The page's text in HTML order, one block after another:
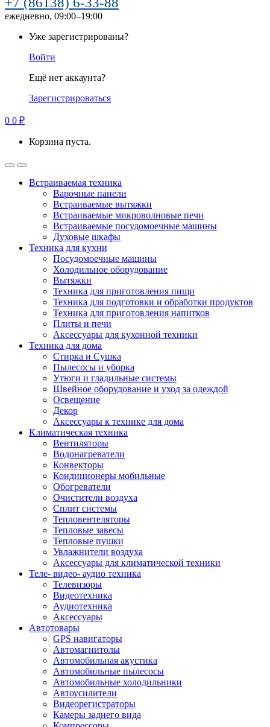
ежедневно, 09:00–19:00
Уже зарегистрированы?
Войти
Ещё нет аккаунта?
Зарегистрироваться
0 0 ₽
Корзина пуста.
Встраиваемая техника
Варочные панели
Встраиваемые вытяжки
Встраиваемые микроволновые печи
Встраиваемые посудомоечные машины
Духовые шкафы
Техника для кухни
Посудомоечные машины
Холодильное оборудование
Вытяжки
Техника для приготовления пищи
Техника для подготовки и обработки продуктов
Техника для приготовления напитков
Плиты и печи
Аксессуары для кухонной техники
Техника для дома
Стирка и Сушка
Пылесосы и уборка
Утюги и гладильные системы
Швейное оборудование и уход за одеждой
Освещение
Декор
Аксессуары к технике для дома
Климатическая техника
Вентиляторы
Водонагреватели
Конвекторы
Кондиционеры мобильные
Обогреватели
Очистители воздуха
Сплит системы
Тепловентеляторы
Тепловые завесы
Тепловые пушки
Увлажнители воздуха
Аксессуары для климатической техники
Теле- видео- аудио техника
Телевизоры
Видеотехника
Аудиотехника
Аксессуары
Автотовары
GPS навигаторы
Автомагнитолы
Автомобильная акустика
Автомобильные пылесосы
Автомобильные холодильники
Автоусилители
Видеорегистраторы
Камеры заднего вида